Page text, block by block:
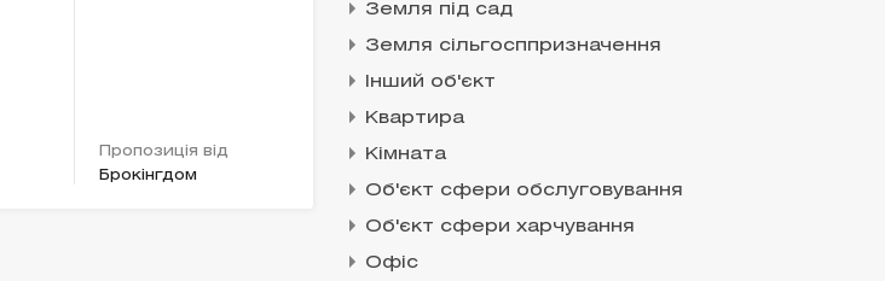
Пропозиція від
Брокінгдом
Земля під сад
Земля сільгосппризначення
Інший об'єкт
Квартира
Кімната
Об'єкт сфери обслуговування
Об'єкт сфери харчування
Офіс